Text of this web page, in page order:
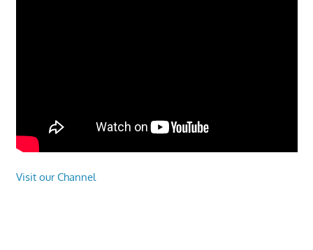
Visit our Channel